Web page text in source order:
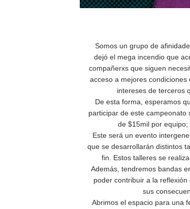
Somos un grupo de
dejó el mega incendio que
compañerxs que siguen
acceso a mejores
intereses de terceros
De esta forma, esperamos
participar de este
de $15mil por
Este será un evento
que se desarrollarán distintos
fin. Estos talleres se
Además, tendremos bandas
poder contribuir a la
sus
Abrimos el espacio para una